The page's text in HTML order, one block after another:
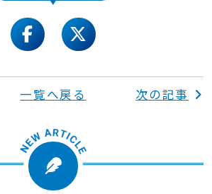
facebooktwitter
一覧へ戻る 次の記事